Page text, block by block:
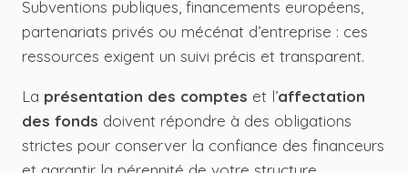
Subventions publiques, financements européens,
partenariats privés ou mécénat d’entreprise : ces
ressources exigent un suivi précis et transparent.
La présentation des comptes et l’affectation
des fonds doivent répondre à des obligations
strictes pour conserver la confiance des financeurs